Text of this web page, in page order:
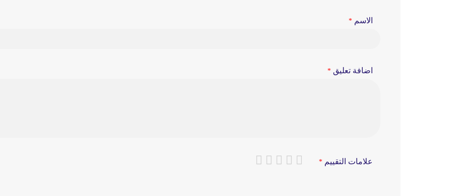
الاسم
اضافة تعليق
علامات التقييم